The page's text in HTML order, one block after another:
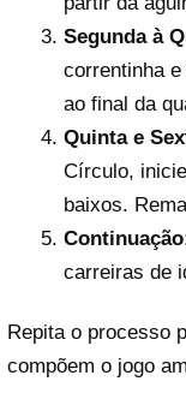
Segunda à
correntinha
ao final da
Quinta e
Círculo,
baixos.
carreiras de
Repita o processo
compõem o jogo